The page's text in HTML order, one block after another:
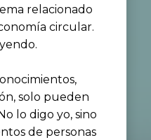
relacionado
circular.
solo pueden
lo digo yo, sino
de personas